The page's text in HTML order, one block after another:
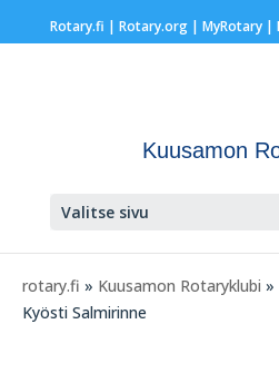
Rotary.fi | Rotary.org| MyRotary |
Kuusamon
Valitse sivu
rotary.fi » Kuusamon Rotaryklubi »
Kyösti Salmirinne